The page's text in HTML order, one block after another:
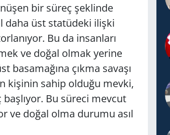
bir süreç şeklinde
daha üst statüdeki ilişki
Bu da insanları
ve doğal olmak yerine
basamağına çıkma savaşı
kişinin sahip olduğu mevki,
başlıyor. Bu süreci mevcut
ve doğal olma durumu asıl